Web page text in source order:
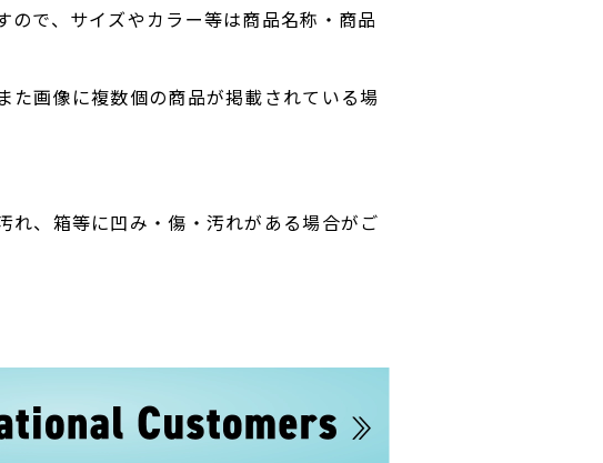
で、サイズやカラー等は商品名称・商品
画像に複数個の商品が掲載されている場
、箱等に凹み・傷・汚れがある場合がご